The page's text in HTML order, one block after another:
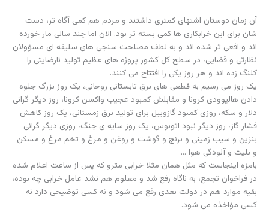
آن زمان دوستان اشتهای کمتری داشتند و مردم هم کمی آگاه تر، دست
شان برای این خرابکاری ها کمی بسته تر بود. الان اما چند سالی مار خورده
اند و افعی تر شده اند و به لطف مصلحت سنجی های سلیقه ای مسؤولان
نظارتی و قضایی، در سطح کل کشور پروژه های عظیم تولید نارضایتی را
کلنگ زده اند و هر روز یکی را افتتاح می کنند.
یک روز می رسیم به قطعی های برق تابستانی روحانی، یک روز بزرگ جلوه
دادن هالیوودی کرونا و مقابلش کمبود عجیب واکسن کرونا، روز دیگر گرانی
دلار و سکه، روزی کمبود گازوییل برای تولید برق زمستانی، یک روز کاهش
فشار گاز، روز دیگر نبود اتوبوس، یک روز سایه ی جنگ، روزی دیگر گرانی
بنزین و سیب زمینی و برنج و گوشت و روغن و مرغ و تخم مرغ و مسکن
و بلیت و آلودگی هوا …
بامزه اینجاست که مثل همان مثلا خرابی مترو که پس از ساعت اعلام شده
در فراخوان تجمع، به ناگاه رفع شد و معلوم هم نشد عامل خرابی چه بوده،
بقیه موارد هم در دولت بعدی رفع می شود و نه کسی توضیحی دارد نه
کسی مؤاخذه می شود.